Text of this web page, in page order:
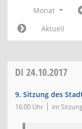
Monat
Aktuell
DI 24.10.2017
9. Sitzung des
16:00 Uhr im